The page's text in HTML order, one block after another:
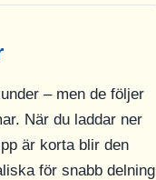
– men de följer
När du laddar ner
är korta blir den
för snabb delning